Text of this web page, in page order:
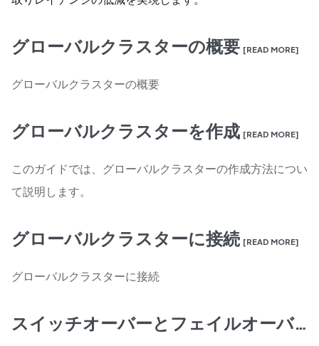
グローバルクラスターの概要 [READ MORE]
グローバルクラスターの概要
グローバルクラスターを作成 [READ MORE]
このガイドでは、グローバルクラスターの作成方法につい
て説明します。
グローバルクラスターに接続 [READ MORE]
グローバルクラスターに接続
スイッチオーバーとフェイルオーバー